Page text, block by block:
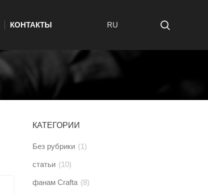
КОНТАКТЫ RU
КАТЕГОРИИ
Без рубрики (1)
статьи (10)
фанам Crafta (8)